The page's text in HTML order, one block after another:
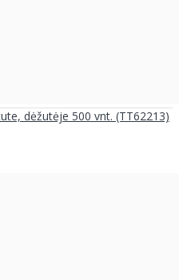
dėžutėje 500 vnt. (TT62213)